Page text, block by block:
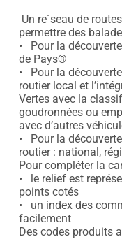
permettre des
•   Pour la
de Pays®
•   Pour la
routier local et
Vertes avec la
goudronnées ou
avec d’autres
•   Pour la
routier : national,
Pour compléter la
•   le relief est
points cotés
•   un index des
facilement
Des codes produits